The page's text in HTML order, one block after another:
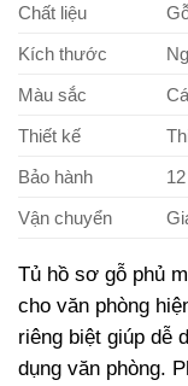
Chất liệu
Kích thước
Màu sắc
Thiết kế
Bảo hành
Vận chuyển
Tủ hồ sơ gỗ phủ
cho văn phòng
riêng biệt giúp dễ
dụng văn phòng.